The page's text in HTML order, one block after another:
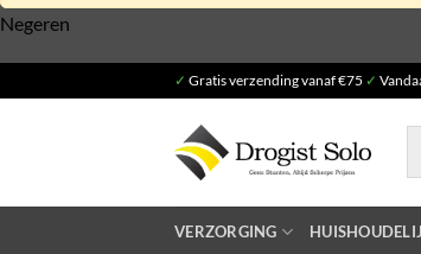
Negeren
naar
✓ Gratis verzending vanaf €75 ✓
VERZORGING